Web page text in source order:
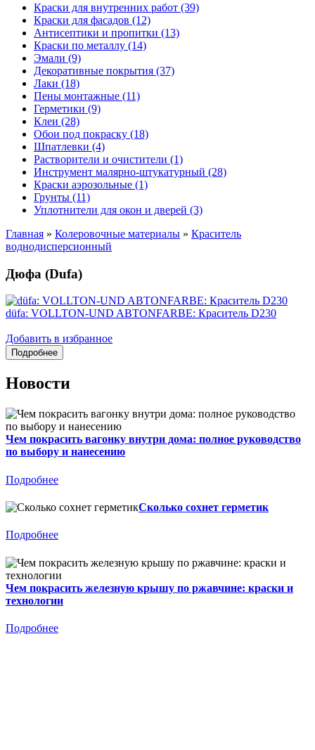
Краски для внутренних работ (39)
Краски для фасадов (12)
Антисептики и пропитки (13)
Краски по металлу (14)
Эмали (9)
Декоративные покрытия (37)
Лаки (18)
Пены монтажные (11)
Герметики (9)
Клеи (28)
Обои под покраску (18)
Шпатлевки (4)
Растворители и очистители (1)
Инструмент малярно-штукатурный (28)
Краски аэрозольные (1)
Грунты (11)
Уплотнители для окон и дверей (3)
Главная » Колеровочные материалы » Краситель
воднодисперсионный
Дюфа (Dufa)
düfa: VOLLTON-UND ABTONFARBE: Краситель D230
Добавить в избранное
Новости
Чем покрасить вагонку внутри дома: полное руководство
по выбору и нанесению
Подробнее
Сколько сохнет герметик
Подробнее
Чем покрасить железную крышу по ржавчине: краски и
технологии
Подробнее